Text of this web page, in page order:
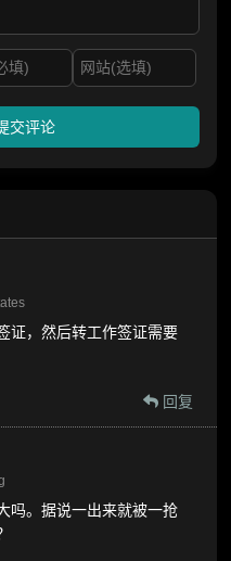
交评论
证，然后转工作签证需要
回复
吗。据说一出来就被一抢